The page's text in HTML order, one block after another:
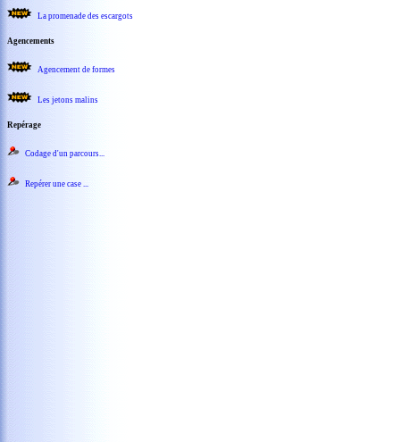
La promenade des escargots
Agencements
Agencement de formes
Les jetons malins
Repérage
Codage d'un parcours...
Repérer une case ...